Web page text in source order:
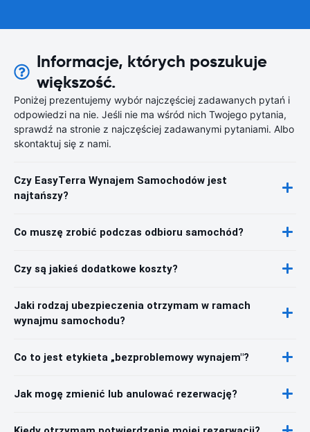
Informacje, których poszukuje
większość.
Poniżej prezentujemy wybór najczęściej zadawanych pytań i
odpowiedzi na nie. Jeśli nie ma wśród nich Twojego pytania,
sprawdź na stronie z najczęściej zadawanymi pytaniami. Albo
skontaktuj się z nami.
Czy EasyTerra Wynajem Samochodów jest
najtańszy?
Co muszę zrobić podczas odbioru samochód?
Czy są jakieś dodatkowe koszty?
Jaki rodzaj ubezpieczenia otrzymam w ramach
wynajmu samochodu?
Co to jest etykieta „bezproblemowy wynajem"?
Jak mogę zmienić lub anulować rezerwację?